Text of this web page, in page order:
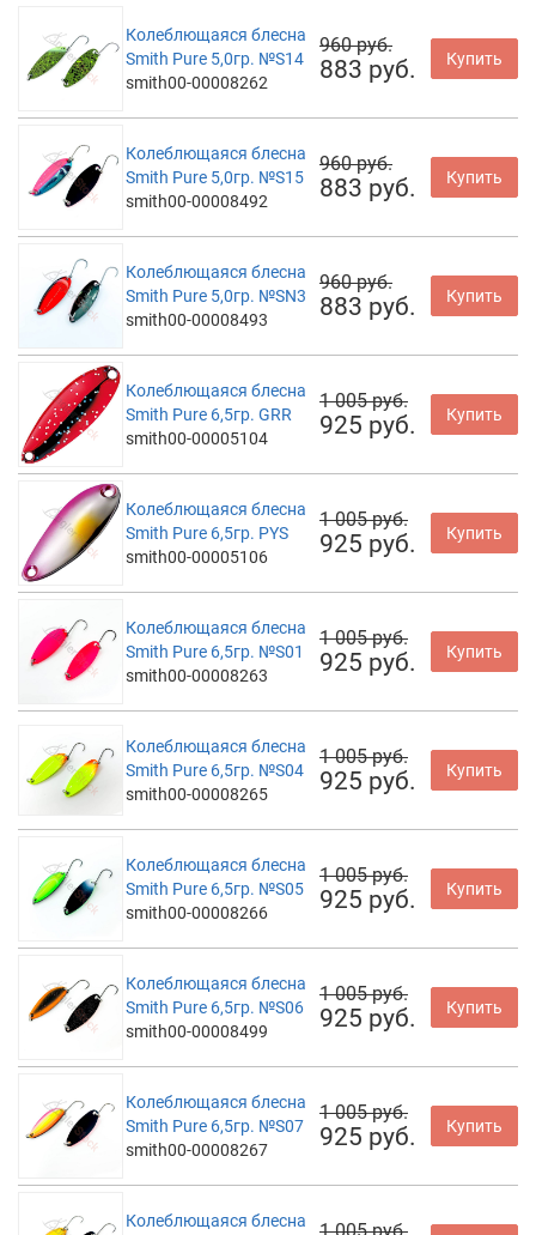
Колеблющаяся блесна
Smith Pure 5,0гр. №S14
smith00-00008262
960 руб.
883 руб. Купить
Колеблющаяся блесна
Smith Pure 5,0гр. №S15
smith00-00008492
960 руб.
883 руб. Купить
Колеблющаяся блесна
Smith Pure 5,0гр. №SN3
smith00-00008493
960 руб.
883 руб. Купить
Колеблющаяся блесна
Smith Pure 6,5гр. GRR
smith00-00005104
1 005 руб.
925 руб. Купить
Колеблющаяся блесна
Smith Pure 6,5гр. PYS
smith00-00005106
1 005 руб.
925 руб. Купить
Колеблющаяся блесна
Smith Pure 6,5гр. №S01
smith00-00008263
1 005 руб.
925 руб. Купить
Колеблющаяся блесна
Smith Pure 6,5гр. №S04
smith00-00008265
1 005 руб.
925 руб. Купить
Колеблющаяся блесна
Smith Pure 6,5гр. №S05
smith00-00008266
1 005 руб.
925 руб. Купить
Колеблющаяся блесна
Smith Pure 6,5гр. №S06
smith00-00008499
1 005 руб.
925 руб. Купить
Колеблющаяся блесна
Smith Pure 6,5гр. №S07
smith00-00008267
1 005 руб.
925 руб. Купить
Колеблющаяся блесна